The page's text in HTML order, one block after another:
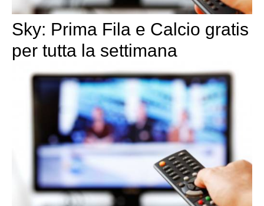
Sky: Prima Fila e Calcio gratis
per tutta la settimana